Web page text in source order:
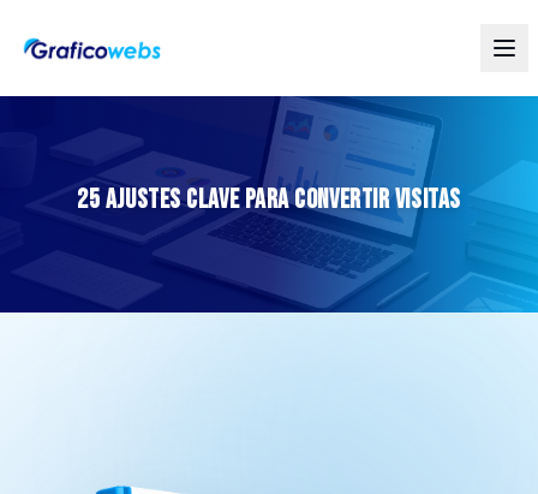
25 Ajustes Clave para Convertir Visitas